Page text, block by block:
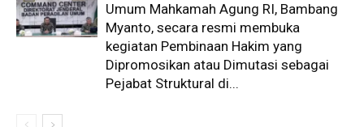
Umum Mahkamah Agung RI, Bambang
Myanto, secara resmi membuka
kegiatan Pembinaan Hakim yang
Dipromosikan atau Dimutasi sebagai
Pejabat Struktural di...